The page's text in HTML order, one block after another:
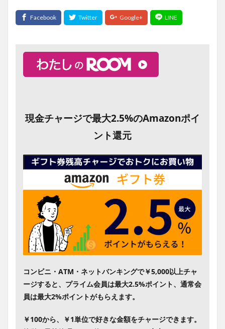
現金チャージで最大2.5%のAmazonポイ
ント還元
コンビニ・ATM・ネットバンキングで￥5,000以上チャ
ージすると、プライム会員は最大2.5%ポイント、通常会
員は最大2%ポイントがもらえます。
￥100から、￥1単位で好きな金額をチャージできます。